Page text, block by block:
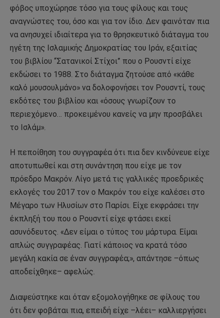
φόβος υποχώρησε τόσο για τους φίλους και τους
αναγνώστες του, όσο και για τον ίδιο. Δεν φαινόταν πια
να ανησυχεί ιδιαίτερα για το θρησκευτικό διάταγμα του
ηγέτη της Ισλαμικής Δημοκρατίας του Ιράν, εξαιτίας
του βιβλίου “Σατανικοί Στίχοι” που ο Ρουσντί είχε
εκδώσει το 1988. Στο διάταγμα ζητούσε από «κάθε
καλό μουσουλμάνο» να δολοφονήσει τον Ρουσντί, τους
εκδότες του βιβλίου και «όσους γνωρίζουν το
περιεχόμενο… προκειμένου κανείς να μην προσβάλει
το Ισλάμ».
Η πεποίθηση του συγγραφέα ότι πια δεν κινδύνευε είχε
αποτυπωθεί και στη συνάντηση που είχε με τον
πρόεδρο Μακρόν. Λίγο μετά τις γαλλικές προεδρικές
εκλογές του 2017 τον ο Μακρόν του είχε καλέσει στο
Μέγαρο των Ηλυσίων στο Παρίσι. Είχε εκφράσει την
έκπληξή του που ο Ρουσντί είχε φτάσει εκεί
ασυνόδευτος. «Δεν είμαι ο τύπος του μάρτυρα. Είμαι
απλώς συγγραφέας. Γιατί κάποιος να κρατά τόσο
μεγάλη κακία σε έναν συγγραφέα;», απάντησε –όπως
αποδείχθηκε– αφελώς.
Διαψεύστηκε και όταν εξομολογήθηκε σε φίλους του
ότι δεν φοβάται πια, επειδή είχε –λέει– καλλιεργήσει